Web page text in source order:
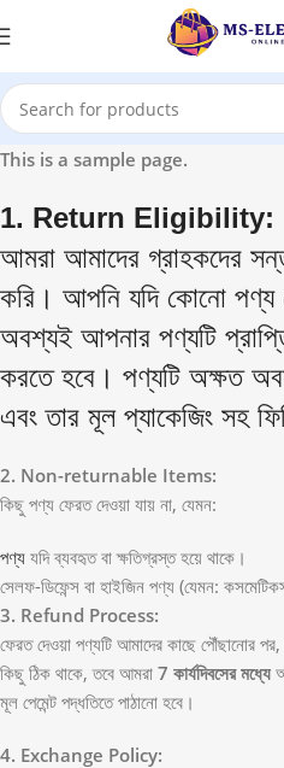
This is a sample page.
1. Return Eligibility:
আমরা আমাদের গ্রাহকদের
করি। আপনি যদি কোনো পণ্য
অবশ্যই আপনার পণ্যটি
করতে হবে। পণ্যটি অক্ষত
এবং তার মূল প্যাকেজিং সহ
2. Non-returnable Items:
কিছু পণ্য ফেরত দেওয়া যায় না, যেমন:
পণ্য যদি ব্যবহৃত বা ক্ষতিগ্রস্ত হয়ে থাকে।
সেলফ-ডিফেন্স বা হাইজিন পণ্য (যেমন:
3. Refund Process:
ফেরত দেওয়া পণ্যটি আমাদের কাছে পৌঁছানোর
কিছু ঠিক থাকে, তবে আমরা 7 কার্যদিবসের মধ্যে
মূল পেমেন্ট পদ্ধতিতে পাঠানো হবে।
4. Exchange Policy: